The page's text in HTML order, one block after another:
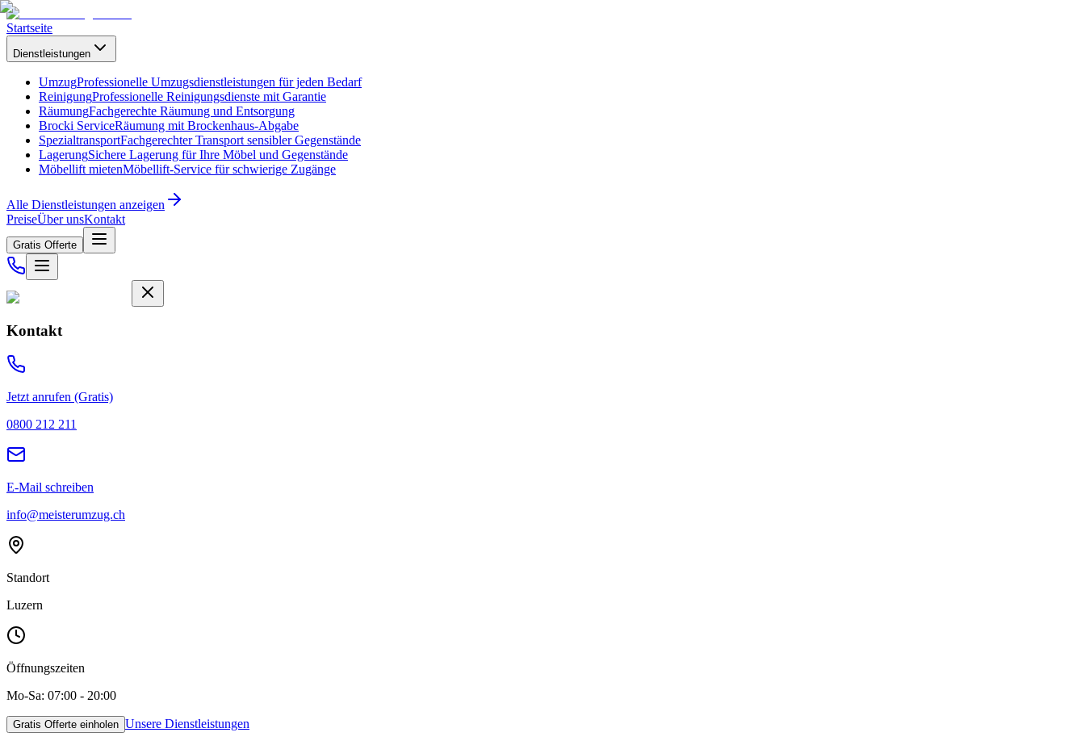
Startseite
Dienstleistungen
UmzugProfessionelle Umzugsdienstleistungen für jeden Bedarf
ReinigungProfessionelle Reinigungsdienste mit Garantie
RäumungFachgerechte Räumung und Entsorgung
Brocki ServiceRäumung mit Brockenhaus-Abgabe
SpezialtransportFachgerechter Transport sensibler Gegenstände
LagerungSichere Lagerung für Ihre Möbel und Gegenstände
Möbellift mietenMöbellift-Service für schwierige Zugänge
Alle Dienstleistungen anzeigen
PreiseÜber unsKontakt
Gratis Offerte
Kontakt
Jetzt anrufen (Gratis)
0800 212 211
E-Mail schreiben
info@meisterumzug.ch
Standort
Luzern
Öffnungszeiten
Mo-Sa: 07:00 - 20:00
Gratis Offerte einholen Unsere Dienstleistungen